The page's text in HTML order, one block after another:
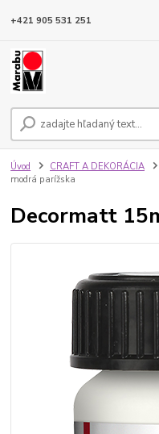
+421 905 531 251
Úvod CRAFT A DEKORÁCIA
modrá parížska
Decormatt